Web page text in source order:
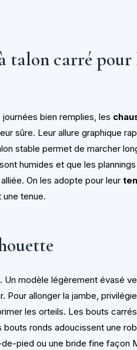
talon carré
bien remplies, les
sûre. Leur allure graphique
stable permet de marcher
humides et que les
On les adopte pour leur
tenue.
modèle légèrement évasé
Pour allonger la jambe,
les orteils. Les bouts
ronds adoucissent une
pied ou une bride fine façon